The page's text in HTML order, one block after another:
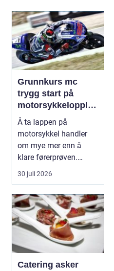
Grunnkurs mc
trygg start på
motorsykkelopplæ
ringen
Å ta lappen på
motorsykkel handler
om mye mer enn å
klare førerprøven.
Mange ønsker
30 juli 2026
Catering asker